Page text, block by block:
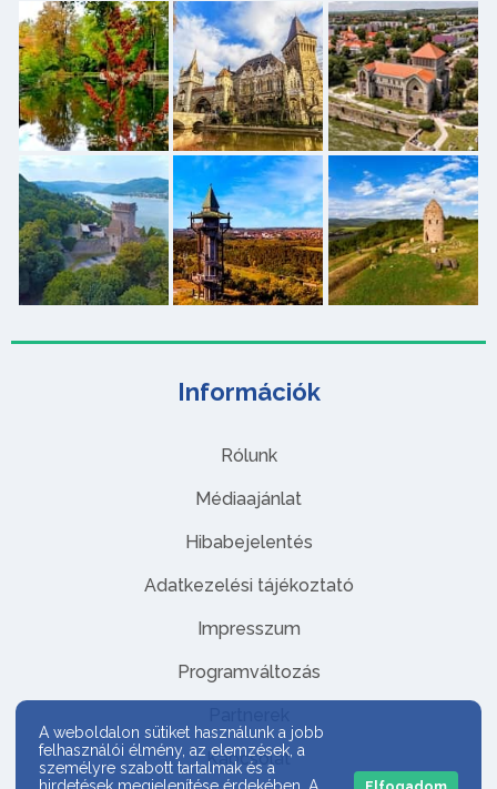
Információk
Rólunk
Médiaajánlat
Hibabejelentés
Adatkezelési tájékoztató
Impresszum
Programváltozás
Kapcsolat
A weboldalon sütiket használunk a jobb
felhasználói élmény, az elemzések, a
személyre szabott tartalmak és a
Elfogadom